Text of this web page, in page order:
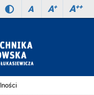
A A+ A++